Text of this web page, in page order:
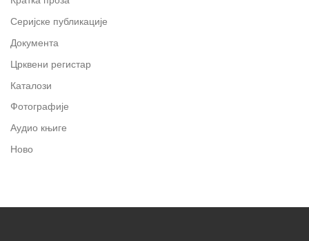
Серијске публикације
Документа
Црквени регистар
Каталози
Фотографије
Аудио књиге
Ново